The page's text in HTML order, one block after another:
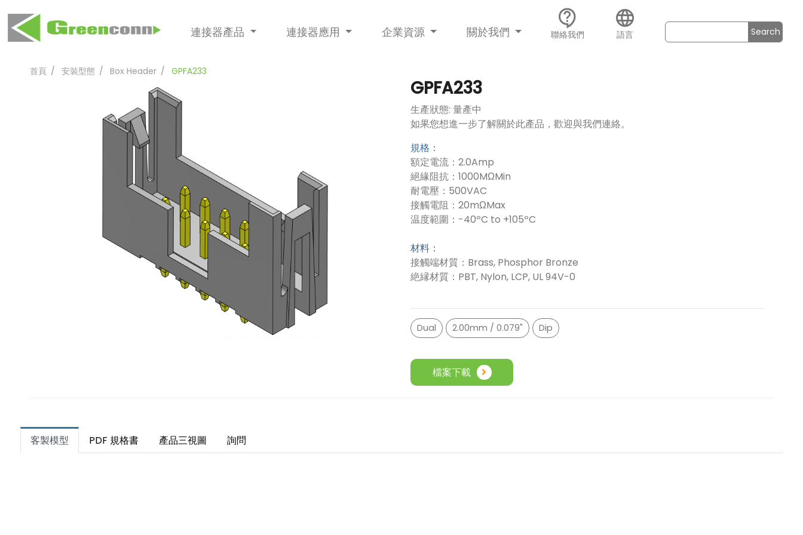
連接器產品 連接器應用 企業資源 關於我們
contact_support
聯絡我們
language
語言 Search
首頁 安裝型態 Box Header GPFA233
GPFA233
生產狀態: 量產中
如果您想進一步了解關於此產品，歡迎與我們連絡。
規格：
額定電流：2.0Amp
絕緣阻抗：1000MΩMin
耐電壓：500VAC
接觸電阻：20mΩMax
温度範圍：-40ºC to +105ºC
材料：
接觸端材質：Brass, Phosphor Bronze
絶縁材質：PBT, Nylon, LCP, UL 94V-0
Dual 2.00mm / 0.079" Dip
檔案下載
客製模型 PDF 規格書 產品三視圖 詢問